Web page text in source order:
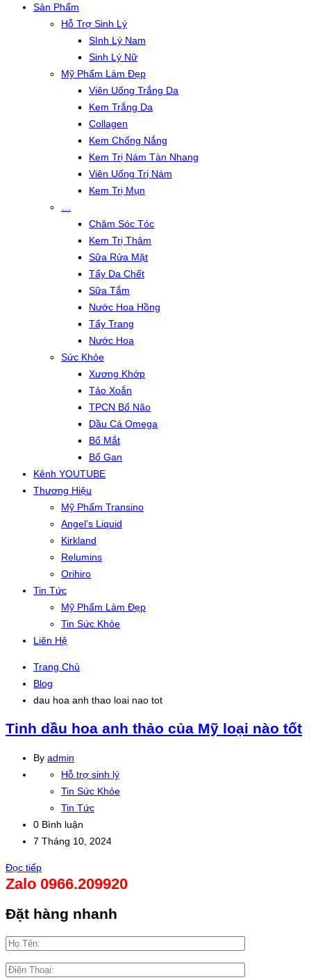
Sản Phẩm
Hỗ Trợ Sinh Lý
SInh Lý Nam
Sinh Lý Nữ
Mỹ Phẩm Làm Đẹp
Viên Uống Trắng Da
Kem Trắng Da
Collagen
Kem Chống Nắng
Kem Trị Nám Tàn Nhang
Viên Uống Trị Nám
Kem Trị Mụn
Chăm Sóc Tóc
Kem Trị Thâm
Sữa Rửa Mặt
Tẩy Da Chết
Sữa Tắm
Nước Hoa Hồng
Tẩy Trang
Nước Hoa
Sức Khỏe
Xương Khớp
Tảo Xoắn
TPCN Bổ Não
Dầu Cá Omega
Bổ Mắt
Bổ Gan
Kênh YOUTUBE
Thương Hiệu
Mỹ Phẩm Transino
Angel’s Liquid
Kirkland
Relumins
Orihiro
Tin Tức
Mỹ Phẩm Làm Đẹp
Tin Sức Khỏe
Liên Hệ
Trang Chủ
Blog
dau hoa anh thao loai nao tot
Tinh dầu hoa anh thảo của Mỹ loại nào tốt
By admin
Hỗ trợ sinh lý
Tin Sức Khỏe
Tin Tức
0 Bình luận
7 Tháng 10, 2024
Đọc tiếp
Zalo 0966.209920
Đặt hàng nhanh